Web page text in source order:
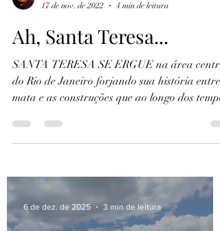
Thomas Bruno Oliveira
17 de nov. de 2022
4 min de leitura
Ah, Santa Teresa...
SANTA TERESA SE ERGUE na área
do Rio de Janeiro forjando sua história entre